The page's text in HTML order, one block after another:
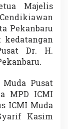
i
d
i
u
m
I
C
I
M
u
d
a
Majelis
Pekanbaru
Dr. H.
Pusat
MPD ICMI
ICMI Muda
Kasim